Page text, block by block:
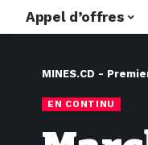
Appel d’offres
MINES.CD -
EN CONTINU